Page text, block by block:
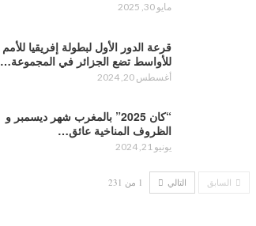
مايو 30, 2025
قرعة الدور الأول لبطولة إفريقيا للأمم
للأواسط تضع الجزائر في المجموعة…
أغسطس 20, 2024
“كان 2025” بالمغرب شهر ديسمبر و
الظروف المناخية عائق…
يونيو 21, 2024
السابق التالي 1 من 231